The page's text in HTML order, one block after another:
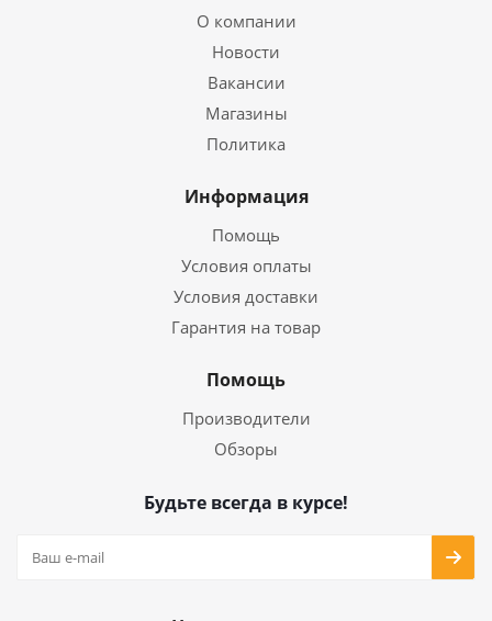
О компании
Новости
Вакансии
Магазины
Политика
Информация
Помощь
Условия оплаты
Условия доставки
Гарантия на товар
Помощь
Производители
Обзоры
Будьте всегда в курсе!